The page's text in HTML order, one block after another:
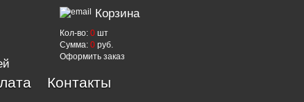
Корзина
Кол-во: 0 шт
Сумма: 0 руб.
Оформить заказ
Контакты